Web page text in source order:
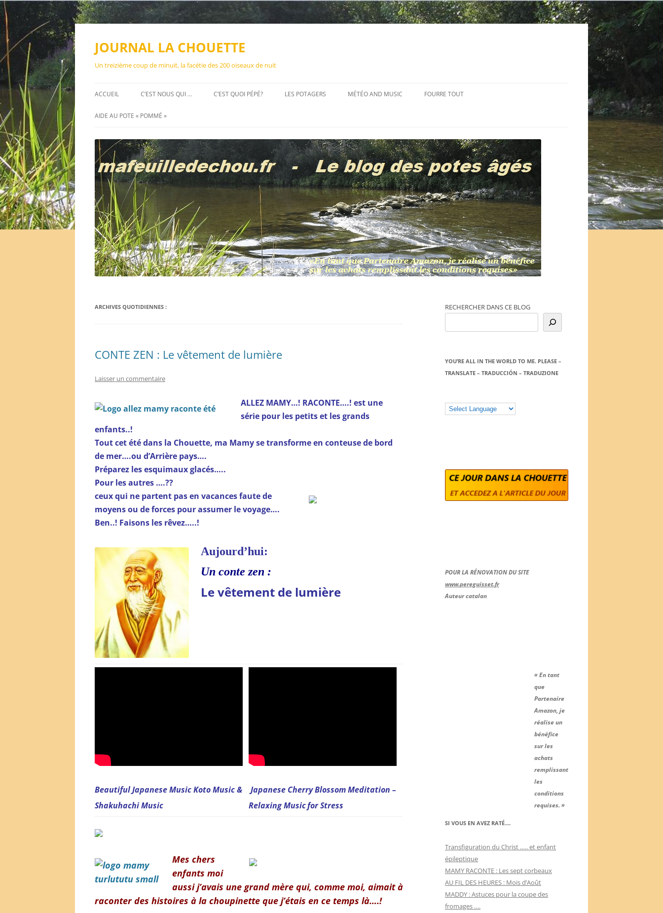
Aller
JOURNAL LA CHOUETTE
Un treizième coup de minuit, la facétie des 200 oiseaux de nuit
ACCUEIL C’EST NOUS QUI … C’EST QUOI PÉPÉ? LES POTAGERS MÉTÉO AND MUSIC FOURRE TOUT
AIDE AU POTE « POMMÉ »
ARCHIVES QUOTIDIENNES :
CONTE ZEN : Le vêtement de lumière
Laisser un commentaire
ALLEZ MAMY…! RACONTE….! est une
série pour les petits et les grands
enfants..!
Tout cet été dans la Chouette, ma Mamy se transforme en conteuse de bord
de mer….ou d’Arrière pays….
Préparez les esquimaux glacés…..
Pour les autres ….??
ceux qui ne partent pas en vacances faute de
moyens ou de forces pour assumer le voyage….
Ben..! Faisons les rêvez…..!
Aujourd’hui:
Un conte zen :
Le vêtement de lumière
Beautiful Japanese Music Koto Music &
Shakuhachi Music
Japanese Cherry Blossom Meditation –
Relaxing Musicfor Stress
Mes chers
enfants moi
aussi j’avais une grand mère qui, comme moi, aimait à
raconter des histoires à la choupinette que j’étais en ce temps là….!
RECHERCHER DANS CE BLOG
YOU’RE ALL IN THE WORLD TO ME. PLEASE –
TRANSLATE – TRADUCCIÓN – TRADUZIONE
POUR LA RÉNOVATION DU SITE
www.pereguisset.fr
Auteur catalan
« En tant
que
Partenaire
Amazon, je
réalise un
bénéfice
sur les
achats
remplissant
les
conditions
requises. »
SI VOUS EN AVEZ RATÉ….
Transfiguration du Christ ….. et enfant
épileptique
MAMY RACONTE : Les sept corbeaux
AU FIL DES HEURES : Mois d’Août
MADDY : Astuces pour la coupe des
fromages ….